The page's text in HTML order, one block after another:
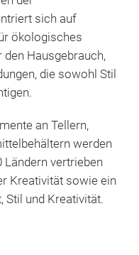
sich auf
ökologisches
Hausgebrauch,
die sowohl Stil
an Tellern,
werden
Ländern vertrieben
Kreativität sowie ein
Stil und Kreativität.